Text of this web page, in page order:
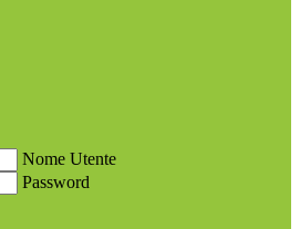
Nome Utente
Password